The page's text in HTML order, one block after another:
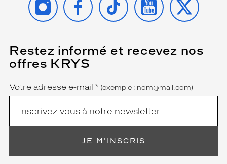
Restez informé et recevez nos
offres KRYS
Name
Votre adresse e-mail *
(Ce
champ
est
obligatoire)
(exemple : nom@mail.com)
JE M'INSCRIS